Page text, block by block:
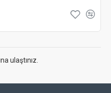
ulaştınız.